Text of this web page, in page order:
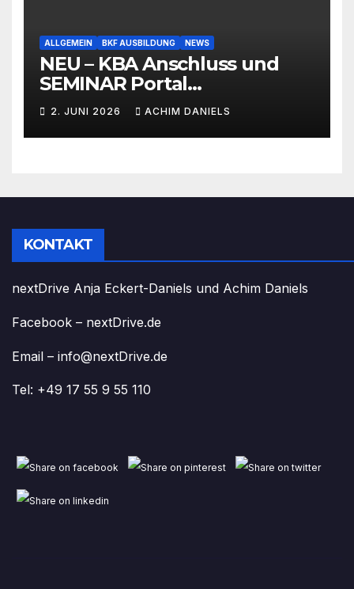
ALLGEMEIN BKF AUSBILDUNG NEWS
NEU – KBA Anschluss und
SEMINAR Portal
AKTIONSPREISE!!! Bis zu 50%
RABATT
2. JUNI 2026 ACHIM DANIELS
KONTAKT
nextDrive Anja Eckert-Daniels und Achim Daniels
Facebook – nextDrive.de
Email – info@nextDrive.de
Tel: +49 17 55 9 55 110